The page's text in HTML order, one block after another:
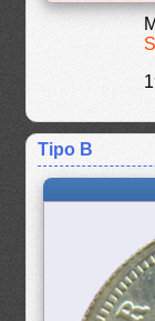
Tipo B